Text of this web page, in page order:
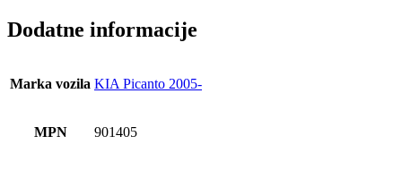
Dodatne informacije
Marka vozila KIA Picanto 2005-
MPN 901405